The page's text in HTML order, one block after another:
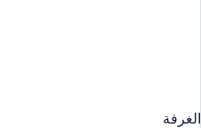
الغرفة